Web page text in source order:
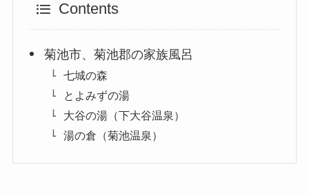
Contents
菊池市、菊池郡の家族風呂
七城の森
とよみずの湯
大谷の湯（下大谷温泉）
湯の倉（菊池温泉）